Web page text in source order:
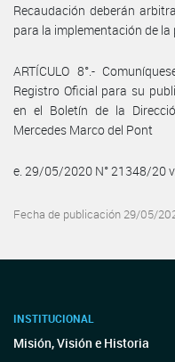
Recaudación deberán
para la implementación de la
ARTÍCULO 8°.-
Registro Oficial para su
en el Boletín de la
Mercedes Marco del Pont
e. 29/05/2020 N° 21348/20
Fecha de publicación 29/05/
INSTITUCIONAL
Misión, Visión e Historia